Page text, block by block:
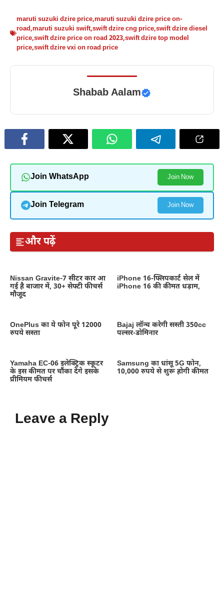
maruti suzuki dzire price,maruti suzuki dzire price on-
road,maruti suzuki swift,swift dzire cng price,swift dzire diesel
price,swift dzire price on road 2023,swift dzire top model
price,swift dzire vxi on road price
Shabab Aalam
Join WhatsApp Join Now
Join Telegram Join Now
और पढ़ें
Nissan Gravite-7 सीटर कार आ
गई है बाजार में, 30+ सेफ्टी फीचर्स
मौजूद
iPhone 16-फ्लिपकार्ट सेल में
iPhone 16 की कीमत धड़ाम,
OnePlus का ये फोन पूरे 12000
रुपये सस्ता
Bajaj लॉन्च करेगी सस्ती 350cc
पल्सर-डोमिनार
Yamaha EC-06 इलेक्ट्रिक स्कूटर
के इस कीमत पर चौंका देंगे इसके
प्रीमियम फीचर्स
Samsung का धांसू 5G फोन,
10,000 रुपये से शुरू होगी कीमत
Leave a Reply